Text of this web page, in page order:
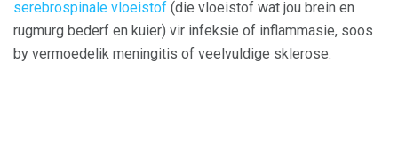
serebrospinale vloeistof (die vloeistof wat jou brein en
rugmurg bederf en kuier) vir infeksie of inflammasie, soos
by vermoedelik meningitis of veelvuldige sklerose.